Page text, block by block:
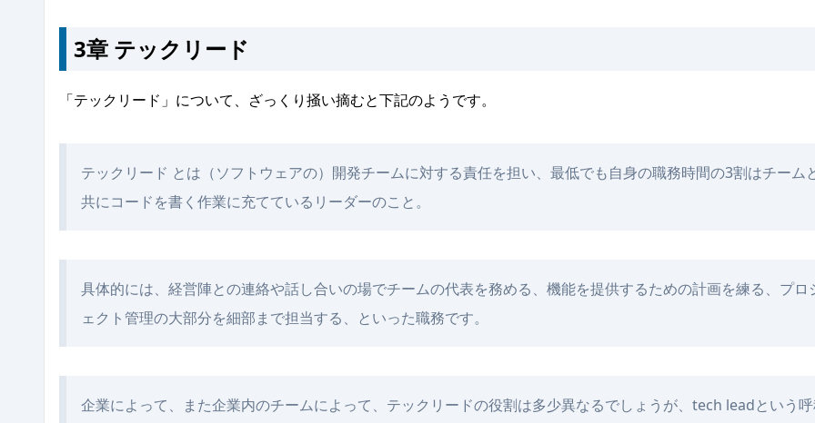
3章 テックリード
「テックリード」について、ざっくり掻い摘むと下記のようです。
テックリード とは （ソフトウェアの）開発チームに対する責任を担い、最低でも自身の職務時間の3割はチーム
共にコードを書く作業に充てているリーダーのこと。
具体的には、経営陣との連絡や話し合いの場でチームの代表を務める、機能を提供するための計画を練る、プロ
ェクト管理の大部分を細部まで担当する、といった職務です。
企業によって、また企業内のチームによって、テックリードの役割は多少異なるでしょうが、 tech leadという